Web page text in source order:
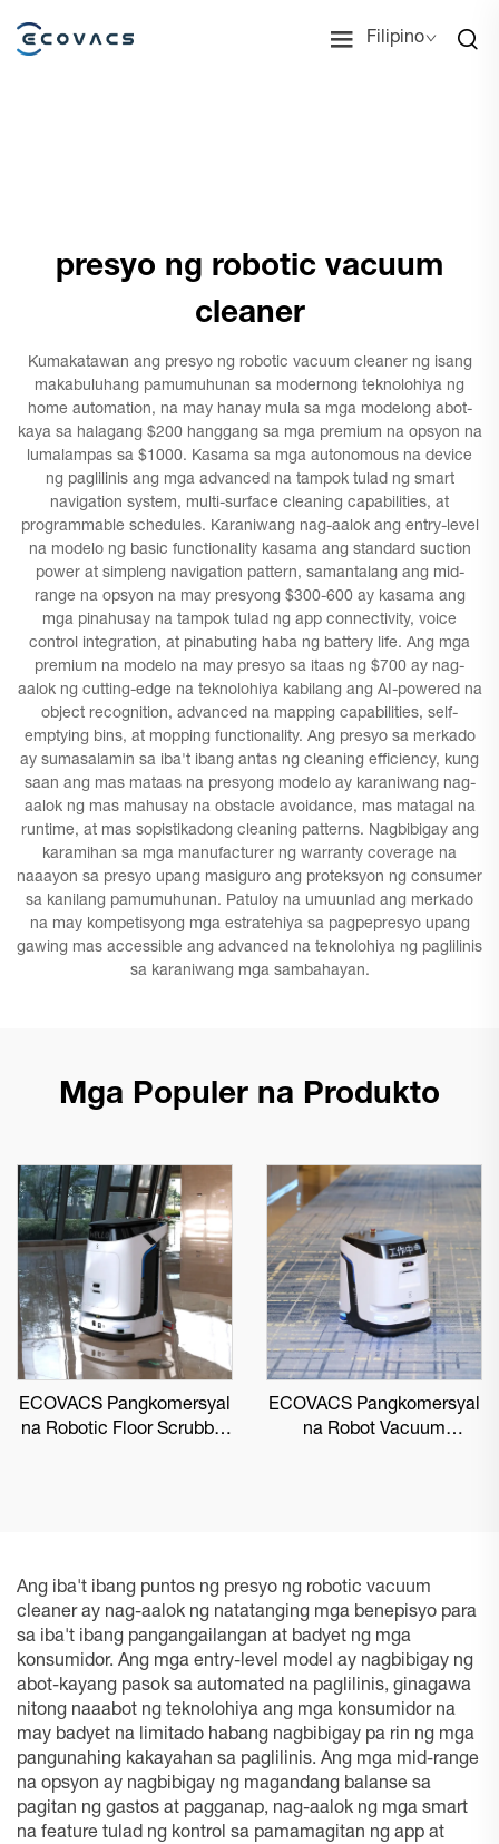
Filipino
presyo ng robotic vacuum
cleaner
Kumakatawan ang presyo ng robotic vacuum cleaner ng isang
makabuluhang pamumuhunan sa modernong teknolohiya ng
home automation, na may hanay mula sa mga modelong abot-
kaya sa halagang $200 hanggang sa mga premium na opsyon na
lumalampas sa $1000. Kasama sa mga autonomous na device
ng paglilinis ang mga advanced na tampok tulad ng smart
navigation system, multi-surface cleaning capabilities, at
programmable schedules. Karaniwang nag-aalok ang entry-level
na modelo ng basic functionality kasama ang standard suction
power at simpleng navigation pattern, samantalang ang mid-
range na opsyon na may presyong $300-600 ay kasama ang
mga pinahusay na tampok tulad ng app connectivity, voice
control integration, at pinabuting haba ng battery life. Ang mga
premium na modelo na may presyo sa itaas ng $700 ay nag-
aalok ng cutting-edge na teknolohiya kabilang ang AI-powered na
object recognition, advanced na mapping capabilities, self-
emptying bins, at mopping functionality. Ang presyo sa merkado
ay sumasalamin sa iba't ibang antas ng cleaning efficiency, kung
saan ang mas mataas na presyong modelo ay karaniwang nag-
aalok ng mas mahusay na obstacle avoidance, mas matagal na
runtime, at mas sopistikadong cleaning patterns. Nagbibigay ang
karamihan sa mga manufacturer ng warranty coverage na
naaayon sa presyo upang masiguro ang proteksyon ng consumer
sa kanilang pamumuhunan. Patuloy na umuunlad ang merkado
na may kompetisyong mga estratehiya sa pagpepresyo upang
gawing mas accessible ang advanced na teknolohiya ng paglilinis
sa karaniwang mga sambahayan.
Mga Populer na Produkto
ECOVACS Pangkomersyal
na Robotic Floor Scrubber
ECOVACS Pangkomersyal
na Robot Vacuum
Ang iba't ibang puntos ng presyo ng robotic vacuum
cleaner ay nag-aalok ng natatanging mga benepisyo para
sa iba't ibang pangangailangan at badyet ng mga
konsumidor. Ang mga entry-level model ay nagbibigay ng
abot-kayang pasok sa automated na paglilinis, ginagawa
nitong naaabot ng teknolohiya ang mga konsumidor na
may badyet na limitado habang nagbibigay pa rin ng mga
pangunahing kakayahan sa paglilinis. Ang mga mid-range
na opsyon ay nagbibigay ng magandang balanse sa
pagitan ng gastos at pagganap, nag-aalok ng mga smart
na feature tulad ng kontrol sa pamamagitan ng app at